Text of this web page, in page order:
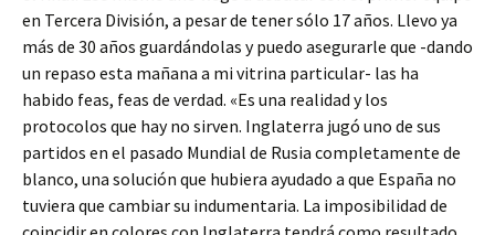
en Tercera División, a pesar de tener sólo 17 años. Llevo ya
más de 30 años guardándolas y puedo asegurarle que -dando
un repaso esta mañana a mi vitrina particular- las ha
habido feas, feas de verdad. «Es una realidad y los
protocolos que hay no sirven. Inglaterra jugó uno de sus
partidos en el pasado Mundial de Rusia completamente de
blanco, una solución que hubiera ayudado a que España no
tuviera que cambiar su indumentaria. La imposibilidad de